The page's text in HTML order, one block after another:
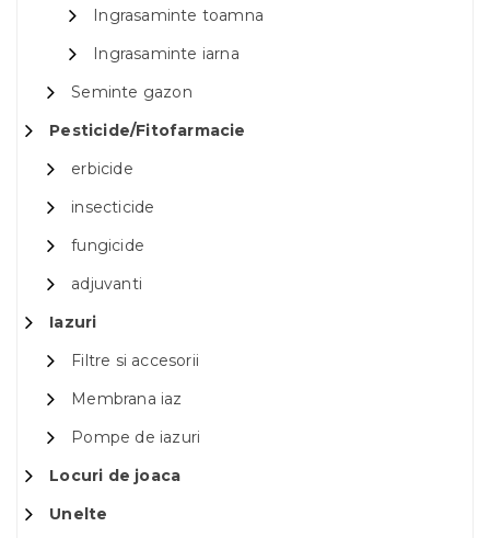
Ingrasaminte toamna
Ingrasaminte iarna
Seminte gazon
Pesticide/Fitofarmacie
erbicide
insecticide
fungicide
adjuvanti
Iazuri
Filtre si accesorii
Membrana iaz
Pompe de iazuri
Locuri de joaca
Unelte